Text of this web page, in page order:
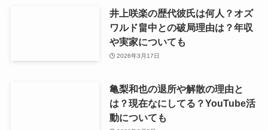
井上咲楽の歴代彼氏は何人？オズ
ワルド畠中との破局理由は？年収
や実家についても
2026年3月17日
亀梨和也の退所や解散の理由と
は？現在なにしてる？YouTube活
動についても